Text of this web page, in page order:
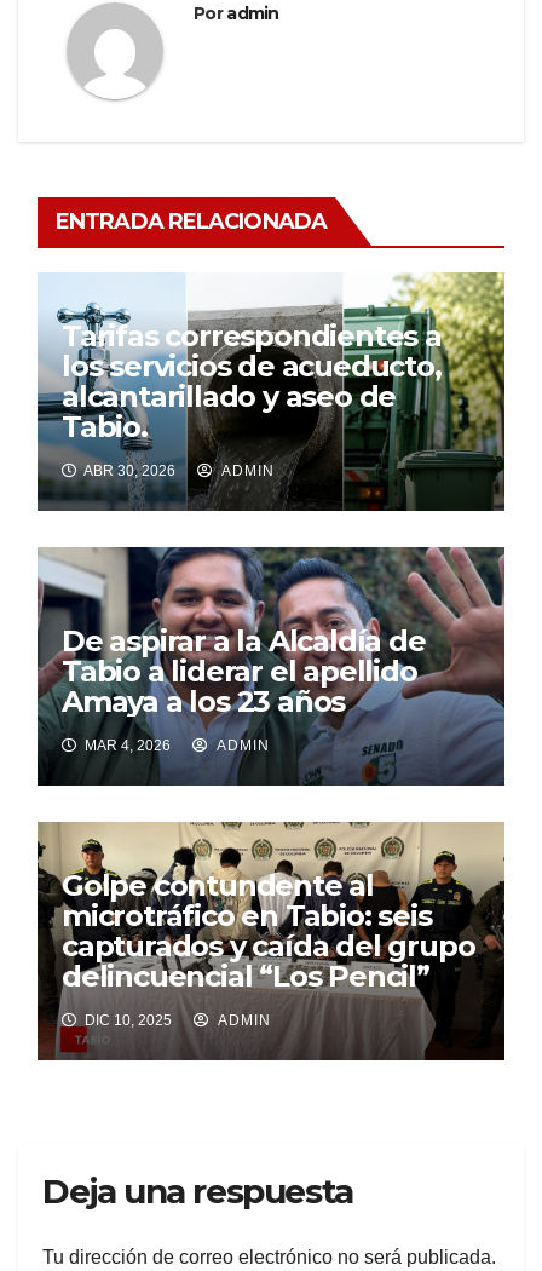
Poradmin
ENTRADA RELACIONADA
Tarifas correspondientes a
los servicios de acueducto,
alcantarillado y aseo de
Tabio.
ABR 30, 2026 ADMIN
De aspirar a la Alcaldía de
Tabio a liderar el apellido
Amaya a los 23 años
MAR 4, 2026 ADMIN
Golpe contundente al
microtráfico en Tabio: seis
capturados y caída del grupo
delincuencial “Los Pencil”
DIC 10, 2025 ADMIN
Deja una respuesta
Tu dirección de correo electrónico no será publicada.